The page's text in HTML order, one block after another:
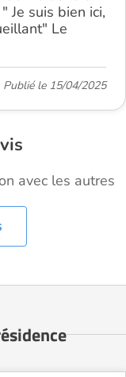
Je suis bien ici,
Le
Publié le 15/04/2025
avec les autres